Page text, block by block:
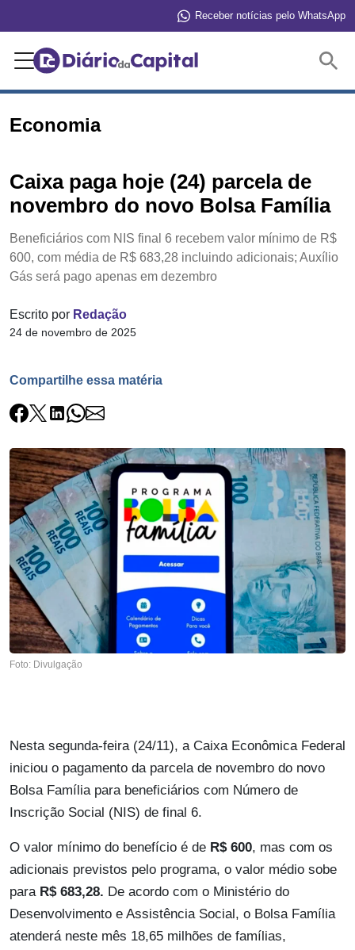
Receber notícias pelo WhatsApp
Economia
Caixa paga hoje (24) parcela de
novembro do novo Bolsa Família
Beneficiários com NIS final 6 recebem valor mínimo de R$
600, com média de R$ 683,28 incluindo adicionais; Auxílio
Gás será pago apenas em dezembro
Escrito por Redação
24 de novembro de 2025
Compartilhe essa matéria
Foto: Divulgação
Nesta segunda-feira (24/11), a Caixa Econômica Federal
iniciou o pagamento da parcela de novembro do novo
Bolsa Família para beneficiários com Número de
Inscrição Social (NIS) de final 6.
O valor mínimo do benefício é de R$ 600, mas com os
adicionais previstos pelo programa, o valor médio sobe
para R$ 683,28. De acordo com o Ministério do
Desenvolvimento e Assistência Social, o Bolsa Família
atenderá neste mês 18,65 milhões de famílias,